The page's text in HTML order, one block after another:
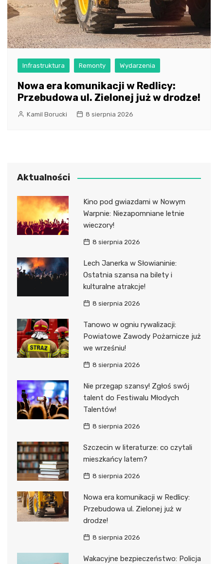
Infrastruktura Remonty Wydarzenia
Nowa era komunikacji w Redlicy:
Przebudowa ul. Zielonej już w drodze!
Kamil Borucki 8 sierpnia 2026
Aktualności
Kino pod gwiazdami w Nowym
Warpnie: Niezapomniane letnie
wieczory!
8 sierpnia 2026
Lech Janerka w Słowianinie:
Ostatnia szansa na bilety i
kulturalne atrakcje!
8 sierpnia 2026
Tanowo w ogniu rywalizacji:
Powiatowe Zawody Pożarnicze już
we wrześniu!
8 sierpnia 2026
Nie przegap szansy! Zgłoś swój
talent do Festiwalu Młodych
Talentów!
8 sierpnia 2026
Szczecin w literaturze: co czytali
mieszkańcy latem?
8 sierpnia 2026
Nowa era komunikacji w Redlicy:
Przebudowa ul. Zielonej już w
drodze!
8 sierpnia 2026
Wakacyjne bezpieczeństwo: Policja